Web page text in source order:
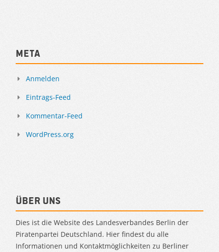
Meta
Anmelden
Eintrags-Feed
Kommentar-Feed
WordPress.org
Über uns
Dies ist die Website des Landesverbandes Berlin der
Piratenpartei Deutschland. Hier findest du alle
Informationen und Kontaktmöglichkeiten zu Berliner